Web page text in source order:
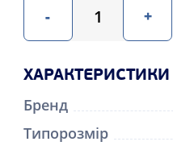
- +
ХАРАКТЕРИСТИКИ
Бренд
Типорозмір